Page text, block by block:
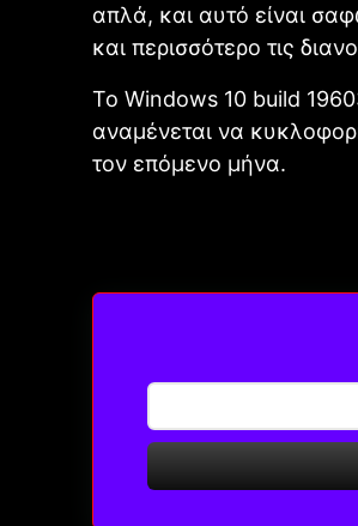
απλά, και αυτό είναι
και περισσότερο τις
Το Windows 10 build
αναμένεται να
τον επόμενο μήνα.